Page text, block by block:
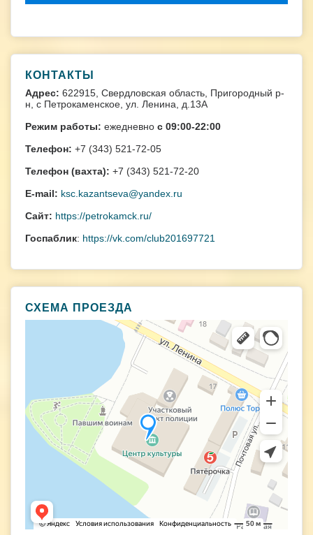
КОНТАКТЫ
Адрес: 622915, Свердловская область, Пригородный р-
н, с Петрокаменское, ул. Ленина, д.13А
Режим работы: ежедневно с 09:00-22:00
Телефон: +7 (343) 521-72-05
Телефон (вахта): +7 (343) 521-72-20
E-mail: ksc.kazantseva@yandex.ru
Сайт: https://petrokamck.ru/
Госпаблик: https://vk.com/club201697721
СХЕМА ПРОЕЗДА